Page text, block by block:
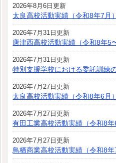
2026年8月6日更新
太良高校活動実績（令和8年7月）
2026年7月31日更新
唐津西高校活動実績（令和8年5
2026年7月31日更新
特別支援学校における委託訓練
2026年7月27日更新
太良高校活動実績（令和8年6月）
2026年7月27日更新
有田工業高校活動実績（令和8年
2026年7月27日更新
鳥栖商業高校活動実績（令和8年